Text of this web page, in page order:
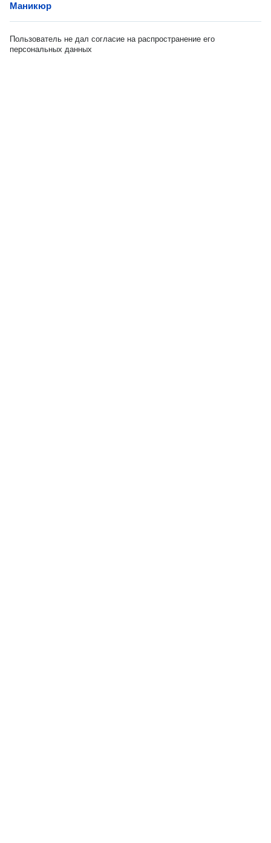
Маникюр
Пользователь не дал согласие на распространение его
персональных данных